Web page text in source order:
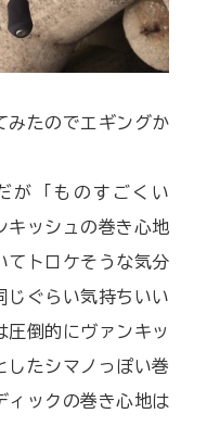
みたのでエギングか
が「ものすごくい
キッシュの巻き心地
てトロケそうな気分
じぐらい気持ちいい
圧倒的にヴァンキッ
したシマノっぽい巻
ィックの巻き心地は